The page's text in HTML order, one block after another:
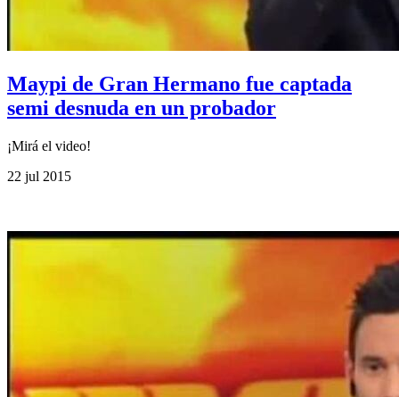
Maypi de Gran Hermano fue captada
semi desnuda en un probador
¡Mirá el video!
22 jul 2015